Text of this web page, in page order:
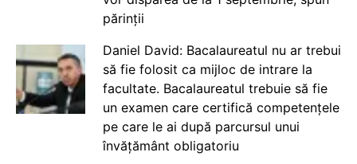
părinții
Daniel David: Bacalaureatul nu ar trebui
să fie folosit ca mijloc de intrare la
facultate. Bacalaureatul trebuie să fie
un examen care certifică competențele
pe care le ai după parcursul unui
învățământ obligatoriu